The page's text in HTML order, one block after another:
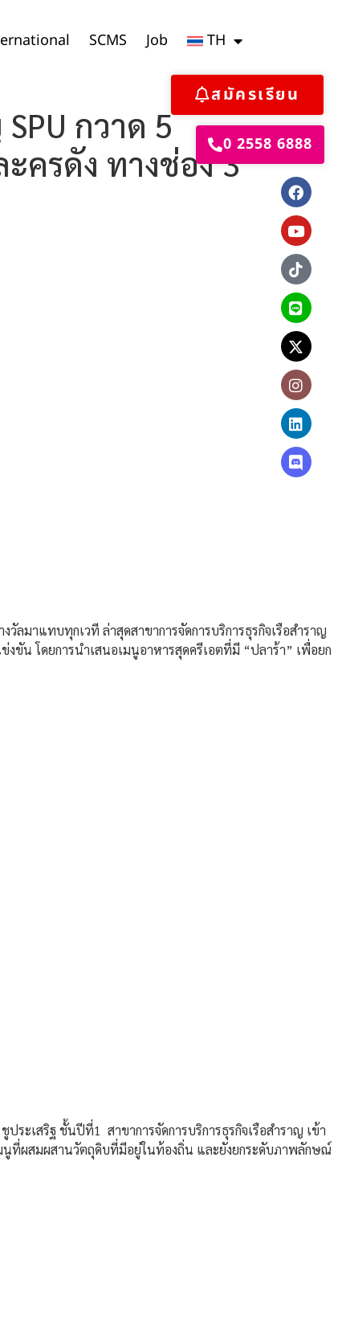
SCMS Job TH
สมัครเรียน
0 2558 6888
กวาด 5
ครดัง ทางช่อง 3
วัลมาแทบทุกเวที ล่าสุดสาขาการจัดการบริการธุรกิจเรือสำราญ
ขัน โดยการนำเสนอเมนูอาหารสุดครีเอตที่มี “ปลาร้า” เพื่อยก
เสริฐ ชั้นปีที่1 สาขาการจัดการบริการธุรกิจเรือสำราญ เข้า
มนูที่ผสมผสานวัตถุดิบที่มีอยู่ในท้องถิ่น และยังยกระดับภาพลักษณ์